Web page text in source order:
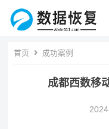
首页 成功案例
成都西数移